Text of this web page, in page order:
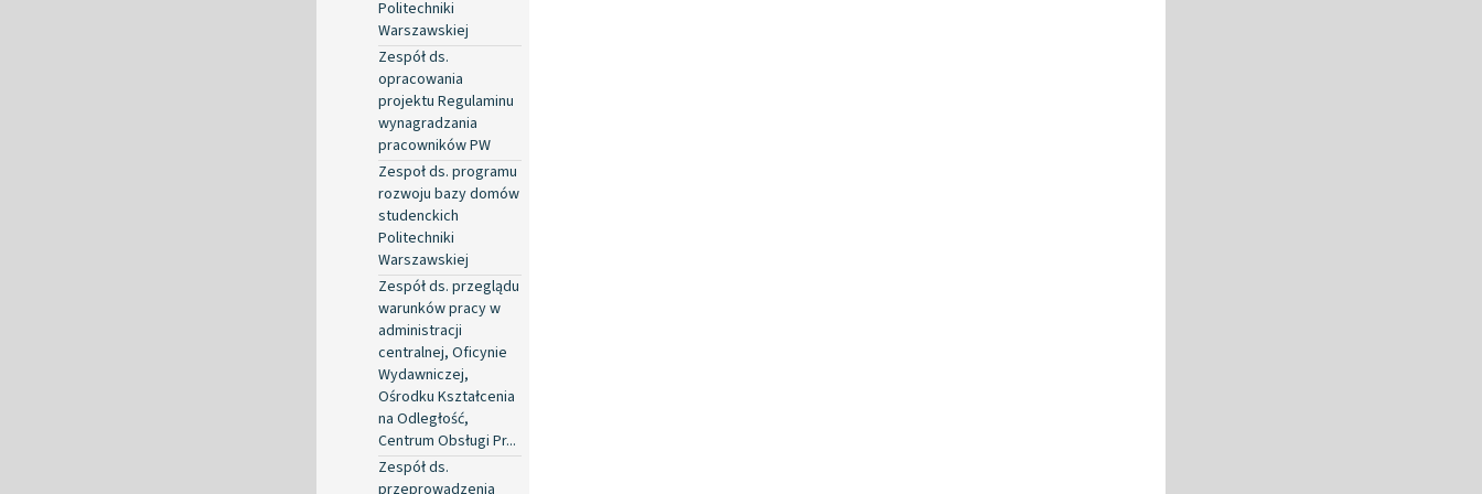
Politechniki
Warszawskiej
Zespół ds.
opracowania
projektu Regulaminu
wynagradzania
pracowników PW
Zespoł ds. programu
rozwoju bazy domów
studenckich
Politechniki
Warszawskiej
Zespół ds. przeglądu
warunków pracy w
administracji
centralnej, Oficynie
Wydawniczej,
Ośrodku Kształcenia
na Odległość,
Centrum Obsługi Pr...
Zespół ds.
przeprowadzenia